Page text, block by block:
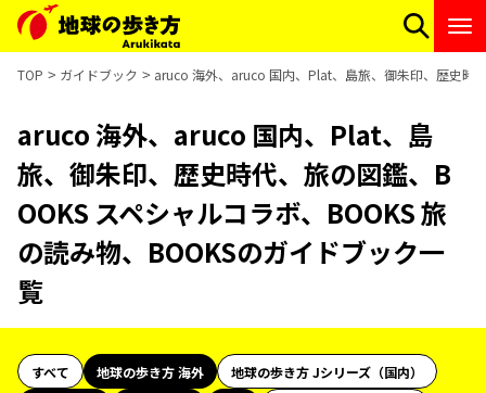
TOP ガイドブック aruco 海外、aruco 国内、Plat、島旅、御朱印、歴史時
aruco 海外、aruco 国内、Plat、島
旅、御朱印、歴史時代、旅の図鑑、B
OOKS スペシャルコラボ、BOOKS 旅
の読み物、BOOKSのガイドブック一
覧
すべて 地球の歩き方 海外
地球の歩き方 Jシリーズ（国内）